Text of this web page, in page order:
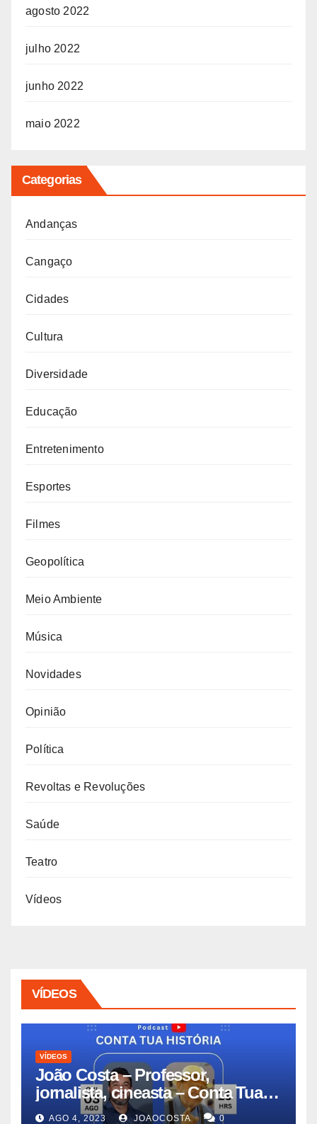
agosto 2022
julho 2022
junho 2022
maio 2022
Categorias
Andanças
Cangaço
Cidades
Cultura
Diversidade
Educação
Entretenimento
Esportes
Filmes
Geopolítica
Meio Ambiente
Música
Novidades
Opinião
Política
Revoltas e Revoluções
Saúde
Teatro
Vídeos
VÍDEOS
VÍDEOS
João Costa – Professor,
jornalista, cineasta – Conta Tua
História #11
AGO 4, 2023 JOAOCOSTA 0